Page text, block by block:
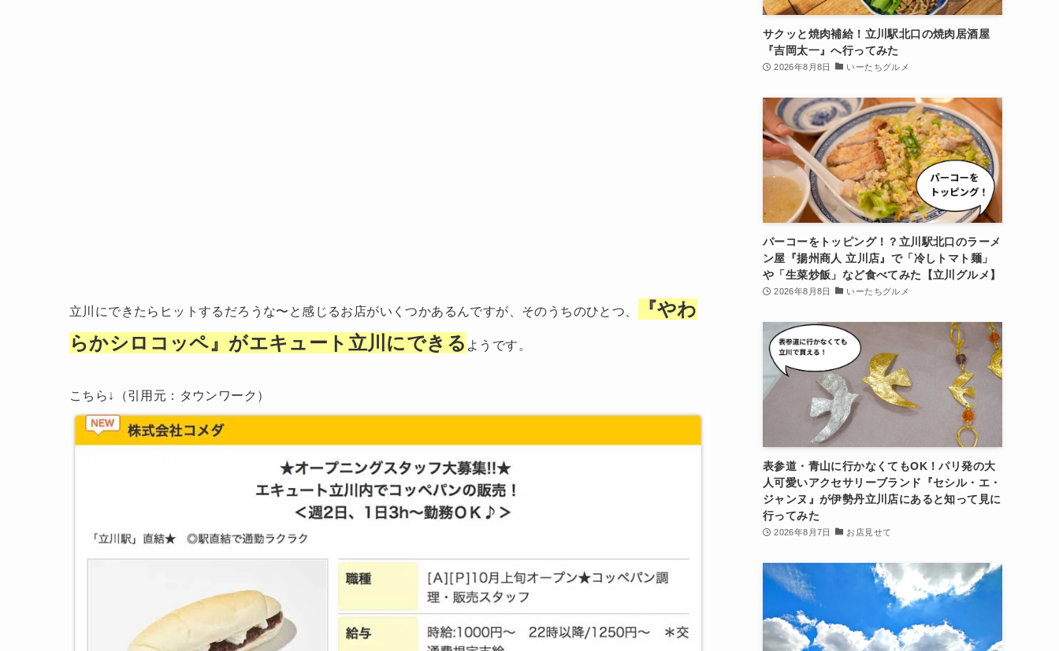
立川にできたらヒットするだろうな〜と感じるお店がいくつかあるんですが、そのうちのひとつ、
『やわ
らかシロコッペ』がエキュート立川にできる ようです。
こちら↓（引用元：タウンワーク）
サクッと焼肉補給！立川駅北口の焼肉居酒屋
『吉岡太一』へ行ってみた
2026年8月8日 いーたちグルメ
パーコーをトッピング！？立川駅北口のラーメ
ン屋『揚州商人 立川店』で「冷しトマト麺」
や「生菜炒飯」など食べてみた【立川グルメ】
2026年8月8日 いーたちグルメ
表参道・青山に行かなくてもOK！パリ発の大
人可愛いアクセサリーブランド『セシル・エ・
ジャンヌ』が伊勢丹立川店にあると知って見に
行ってみた
2026年8月7日 お店見せて